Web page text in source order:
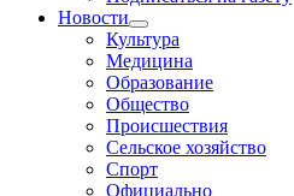
Новости
Культура
Медицина
Образование
Общество
Происшествия
Сельское хозяйство
Спорт
Официально